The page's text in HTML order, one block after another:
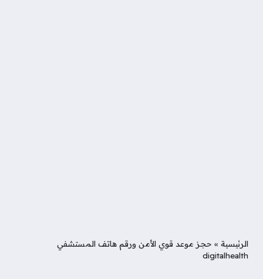
الرئيسية » حجز موعد قوي الأمن ورقم هاتف المستشفي
digitalhealth